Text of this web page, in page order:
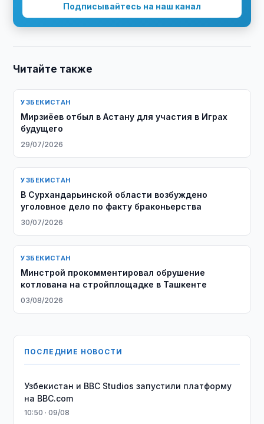
Подписывайтесь на наш канал
Читайте также
УЗБЕКИСТАН
Мирзиёев отбыл в Астану для участия в Играх
будущего
29/07/2026
УЗБЕКИСТАН
​​​​​​​В Сурхандарьинской области возбуждено
уголовное дело по факту браконьерства
30/07/2026
УЗБЕКИСТАН
Минстрой прокомментировал обрушение
котлована на стройплощадке в Ташкенте
03/08/2026
ПОСЛЕДНИЕ НОВОСТИ
Узбекистан и BBC Studios запустили платформу
на BBC.com
10:50 · 09/08